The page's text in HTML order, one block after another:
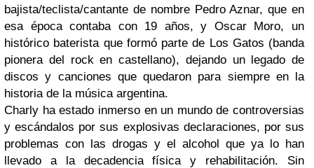
bajista/teclista/cantante de nombre Pedro Aznar, que en
esa época contaba con 19 años, y Oscar Moro, un
histórico baterista que formó parte de Los Gatos (banda
pionera del rock en castellano), dejando un legado de
discos y canciones que quedaron para siempre en la
historia de la música argentina.
Charly ha estado inmerso en un mundo de controversias
y escándalos por sus explosivas declaraciones, por sus
problemas con las drogas y el alcohol que ya lo han
llevado a la decadencia física y rehabilitación. Sin